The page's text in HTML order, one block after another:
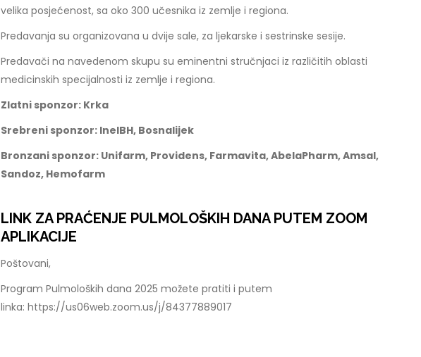
velika posjećenost, sa oko 300 učesnika iz zemlje i regiona.
Predavanja su organizovana u dvije sale, za ljekarske i sestrinske sesije.
Predavači na navedenom skupu su eminentni stručnjaci iz različitih oblasti
medicinskih specijalnosti iz zemlje i regiona.
Zlatni sponzor: Krka
Srebreni sponzor: InelBH, Bosnalijek
Bronzani sponzor: Unifarm, Providens, Farmavita, AbelaPharm, Amsal,
Sandoz, Hemofarm
LINK ZA PRAĆENJE PULMOLOŠKIH DANA PUTEM ZOOM
APLIKACIJE
Poštovani,
Program Pulmoloških dana 2025 možete pratiti i putem
linka: https://us06web.zoom.us/j/84377889017